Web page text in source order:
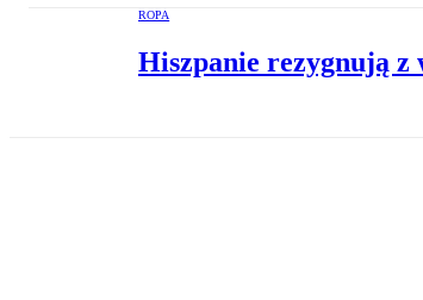
ROPA
Hiszpanie rezygnują z